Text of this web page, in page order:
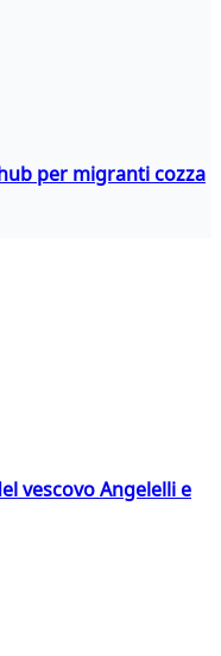
per migranti cozza
vescovo Angelelli e